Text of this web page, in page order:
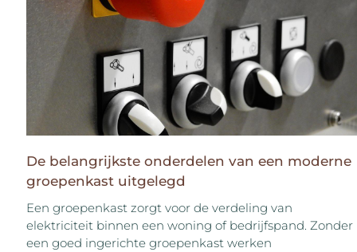
De belangrijkste onderdelen van een moderne
groepenkast uitgelegd
Een groepenkast zorgt voor de verdeling van
elektriciteit binnen een woning of bedrijfspand. Zonder
een goed ingerichte groepenkast werken